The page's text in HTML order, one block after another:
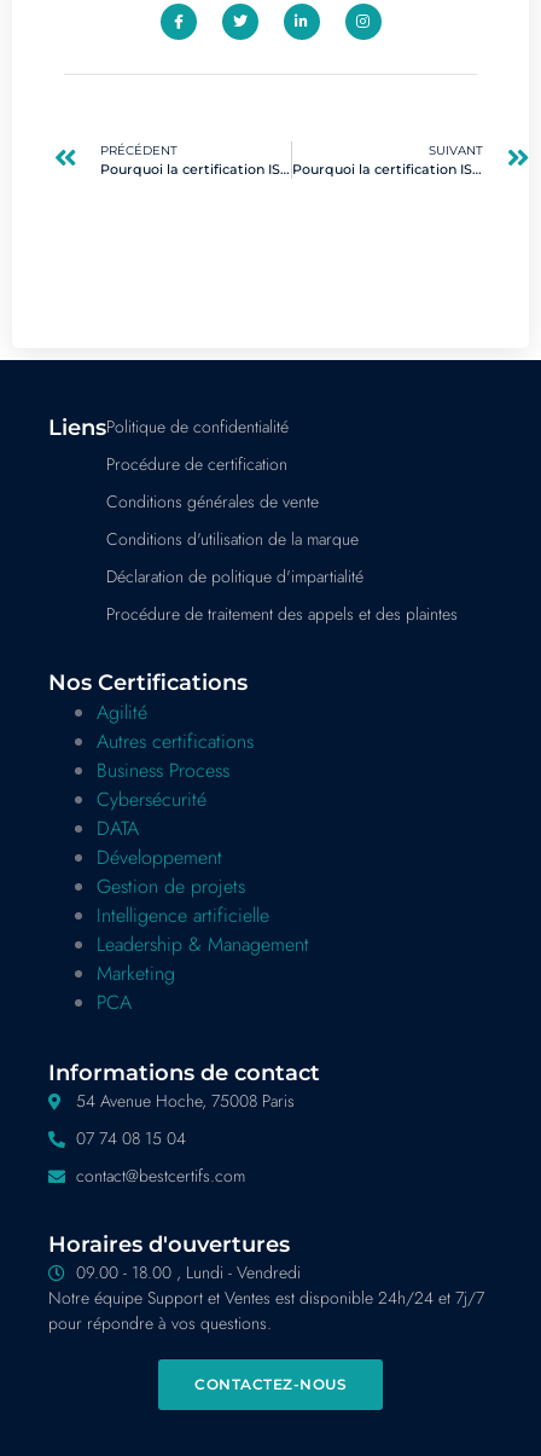
PRÉCÉDENT
Pourquoi la certification ISO 27001 est-elle essentielle pour la sécurité de l’information de votre entreprise ?
SUIVANT
Pourquoi la certification ISO 27001 est-elle essentielle pour la sécurité de l’information dans votre entreprise ?
LiensPolitique de confidentialité
Procédure de certification
Conditions générales de vente
Conditions d'utilisation de la marque
Déclaration de politique d'impartialité
Procédure de traitement des appels et des plaintes
Nos Certifications
Agilité
Autres certifications
Business Process
Cybersécurité
DATA
Développement
Gestion de projets
Intelligence artificielle
Leadership & Management
Marketing
PCA
Informations de contact
54 Avenue Hoche, 75008 Paris
07 74 08 15 04
contact@bestcertifs.com
Horaires d'ouvertures
09.00 - 18.00 , Lundi - Vendredi
Notre équipe Support et Ventes est disponible 24h/24 et 7j/7
pour répondre à vos questions.
CONTACTEZ-NOUS